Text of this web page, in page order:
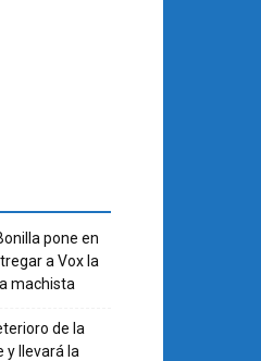
pone en
a Vox la
machista
de la
y llevará la